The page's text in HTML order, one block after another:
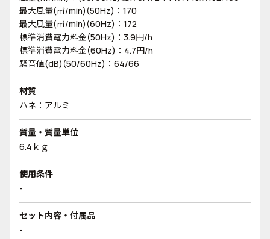
最大風量(㎥/min)(50Hz)：170
最大風量(㎥/min)(60Hz)：172
標準消費電力料金(50Hz)：3.9円/h
標準消費電力料金(60Hz)：4.7円/h
騒音値(dB)(50/60Hz)：64/66
材質
ハネ：アルミ
質量・質量単位
6.4ｋｇ
使用条件
-
セット内容・付属品
-